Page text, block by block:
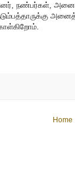
நண்பர்கள்,
Home